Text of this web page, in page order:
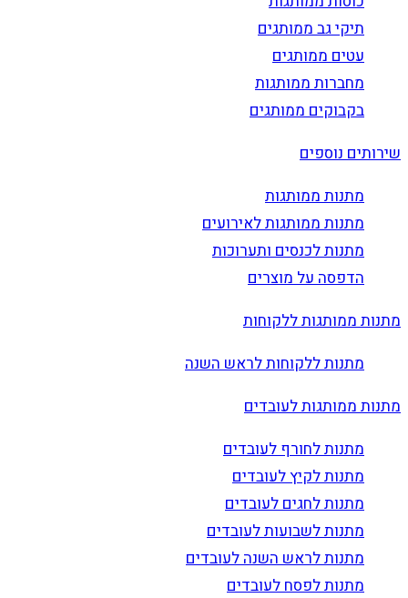
תיקי גב ממותגים
עטים ממותגים
מחברות ממותגות
בקבוקים ממותגים
שירותים נוספים
מתנות ממותגות
מתנות ממותגות לאירועים
מתנות לכנסים ותערוכות
הדפסה על מוצרים
מתנות ממותגות ללקוחות
מתנות ללקוחות לראש השנה
מתנות ממותגות לעובדים
מתנות לחורף לעובדים
מתנות לקיץ לעובדים
מתנות לחגים לעובדים
מתנות לשבועות לעובדים
מתנות לראש השנה לעובדים
מתנות לפסח לעובדים